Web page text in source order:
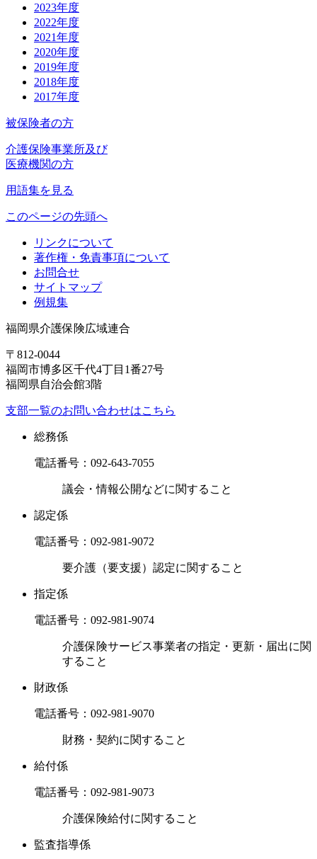
2023年度
2022年度
2021年度
2020年度
2019年度
2018年度
2017年度
被保険者の方
介護保険事業所及び
医療機関の方
用語集を見る
このページの先頭へ
リンクについて
著作権・免責事項について
お問合せ
サイトマップ
例規集
福岡県介護保険広域連合
〒812-0044
福岡市博多区千代4丁目1番27号
福岡県自治会館3階
支部一覧のお問い合わせはこちら
総務係
電話番号： 092-643-7055
議会・情報公開などに関すること
認定係
電話番号： 092-981-9072
要介護（要支援）認定に関すること
指定係
電話番号： 092-981-9074
介護保険サービス事業者の指定・更新・届出に関
すること
財政係
電話番号： 092-981-9070
財務・契約に関すること
給付係
電話番号： 092-981-9073
介護保険給付に関すること
監査指導係